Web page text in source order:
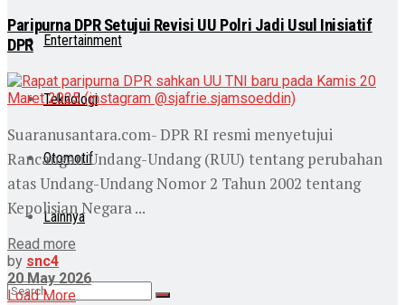
Entertainment
Teknologi
Otomotif
Lainnya
Paripurna DPR Setujui Revisi UU Polri Jadi Usul Inisiatif
DPR
Suaranusantara.com- DPR RI resmi menyetujui
Rancangan Undang-Undang (RUU) tentang perubahan
atas Undang-Undang Nomor 2 Tahun 2002 tentang
Kepolisian Negara ...
Read more
by snc4
20 May 2026
Load More